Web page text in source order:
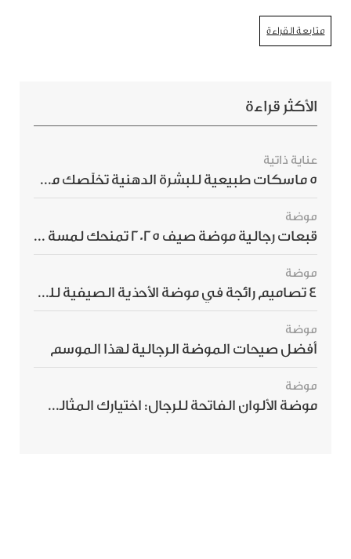
متابعة القراءة
الأكثر قراءة
عناية ذاتية
5 ماسكات طبيعية للبشرة الدهنية تخلّصك من الحبوب بسرعة
موضة
قبعات رجالية موضة صيف 2025 تمنحك لمسة أناقة استثنائية
موضة
4 تصاميم رائجة في موضة الأحذية الصيفية للرجال هذا الموسم
موضة
أفضل صيحات الموضة الرجالية لهذا الموسم
موضة
موضة الألوان الفاتحة للرجال: اختيارك المثالي لإطلالة صيفية مبهرة